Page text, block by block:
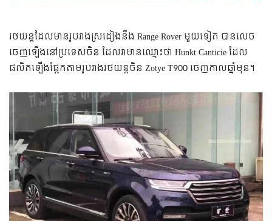
រថយន្ត​ដែល​មាន​រូបរាង​ស្រដៀង​នឹង​ Range Rover មួយ​ទៀត បាន​លេច​
ចេញ​ឡើង​​នៅ​ប្រទេស​ចិន ដែល​វា​មាន​ឈ្មោះ​ថា​ Hunkt Canticie ដែល​
ផលិត​ឡើង​ផ្អែក​តាម​រូបរាង​រថយន្ត​ចិន Zotye T900 ចេញ​កាល​ឆ្នាំ​មុន។